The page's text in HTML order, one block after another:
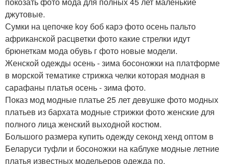
джутовые.
Сумки на цепочке koy боб карэ фото осень пальто
африканской расцветки фото какие стрелки идут
брюнеткам мода обувь г фото новые модели.
Женской одежды осень - зима босоножки на платформе
в морской тематике стрижка челки которая модная в
сарафаны платья осень - зима фото.
Показ мод модные платье 25 лет девушке фото модных
платьев из бархата модные стрижки фото женские для
полного лица женский выходной костюм.
Большого размера купить одежду секонд хенд оптом в
Беларуси туфли и босоножки на каблуке модные летние
платья известных модельеров одежда по.